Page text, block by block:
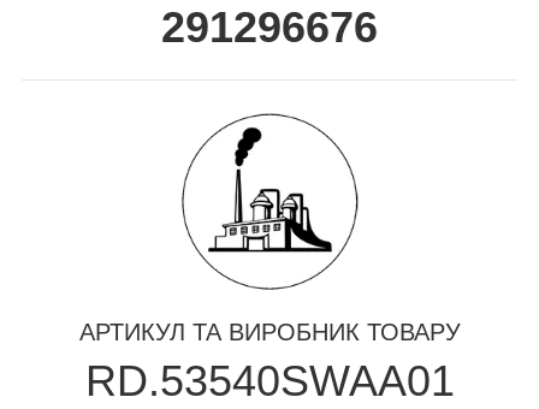
291296676
АРТИКУЛ ТА ВИРОБНИК ТОВАРУ
RD.53540SWAA01